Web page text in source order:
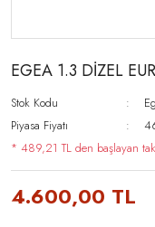
EGEA 1.3 DİZEL
Stok Kodu
Piyasa Fiyatı
* 489,21 TL den başlayan
4.600,00 TL